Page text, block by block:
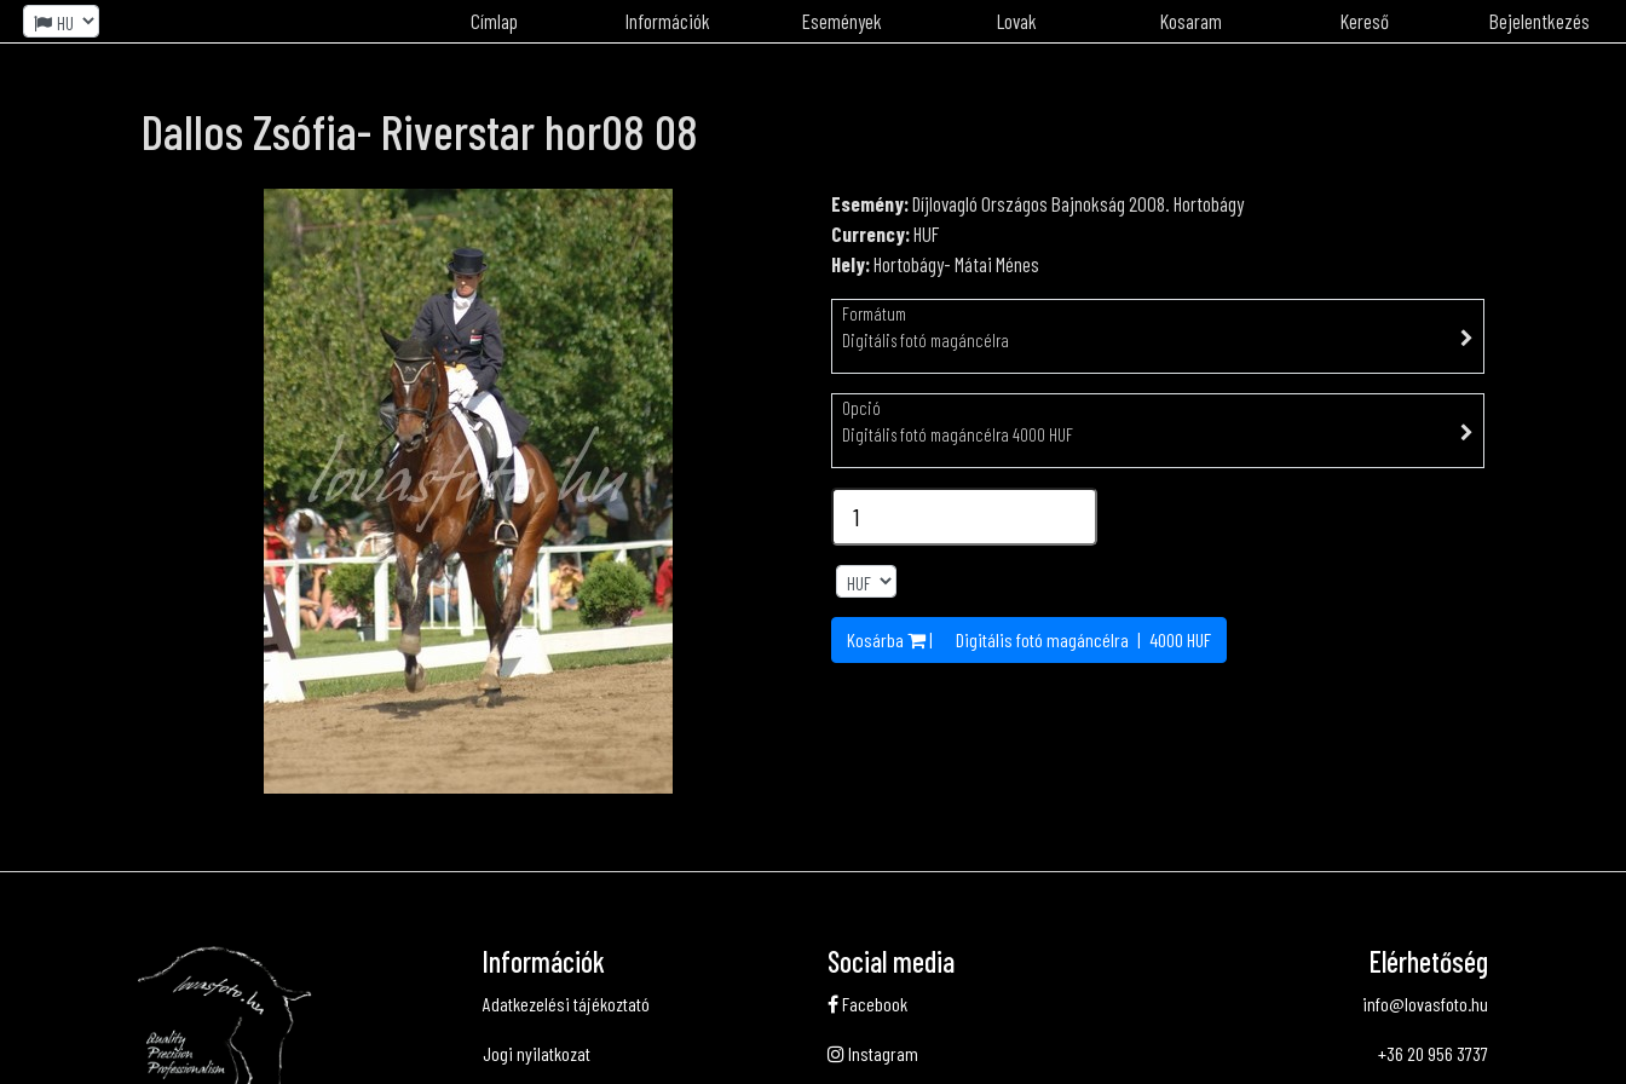
Címlap Információk Események Lovak Kosaram Kereső Bejelentkezés
Dallos Zsófia- Riverstar hor08 08
Esemény:Díjlovagló Országos Bajnokság 2008. Hortobágy
Currency:HUF
Hely:Hortobágy- Mátai Ménes
Formátum
Digitális fotó magáncélra
Opció
Digitális fotó magáncélra 4000 HUF
Kosárba | Digitális fotó magáncélra | 4000 HUF
Információk
Adatkezelési tájékoztató
Jogi nyilatkozat
Social media
Facebook
Instagram
Elérhetőség
info@lovasfoto.hu
+36 20 956 3737